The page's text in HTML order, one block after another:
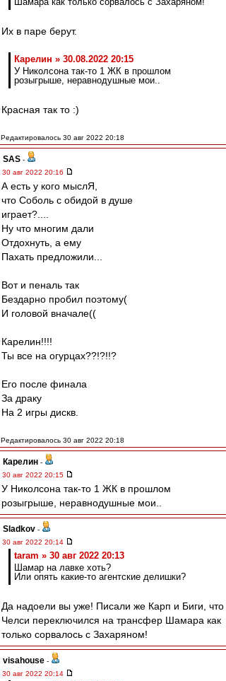
Их в паре берут.
Карелин » 30.08.2022 20:15
У Николсона так-то 1 ЖК в прошлом
розыгрыше, неравнодушные мои..
Красная так то :)
Редактировалось 30 авг 2022 20:18
SAS -
30 авг 2022 20:16
А есть у кого мыслЯ,
что Соболь с обидой в душе
играет?....
Ну что многим дали
Отдохнуть, а ему
Пахать предложили...
Вот и пеналь так
Бездарно пробил поэтому(
И головой вначале((
Карелин!!!!
Ты все на огурцах??!?!!?
Его после финала
За драку
На 2 игры дискв.
Редактировалось 30 авг 2022 20:18
Карелин -
30 авг 2022 20:15
У Николсона так-то 1 ЖК в прошлом
розыгрыше, неравнодушные мои..
Sladkov -
30 авг 2022 20:14
taram » 30 авг 2022 20:13
Шамар на лавке хоть?
Или опять какие-то агентские делишки?
Да надоели вы уже! Писали же Карп и Биги, что
Челси переключился на трансфер Шамара как
только сорвалось с Захаряном!
visahouse -
30 авг 2022 20:14